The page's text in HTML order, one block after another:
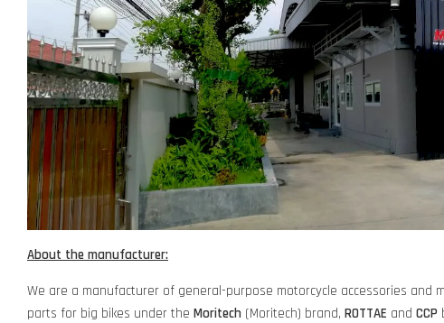
About the manufacturer:
We are a manufacturer of general-purpose motorcycle accessories and
parts for big bikes under the Moritech (Moritech) brand, ROTTAE and CCP